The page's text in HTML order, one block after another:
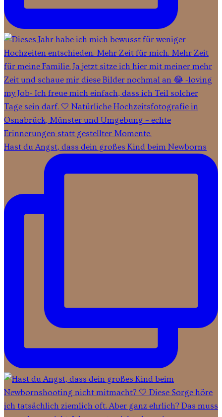
Hast du Angst, dass dein großes Kind beim Newborns